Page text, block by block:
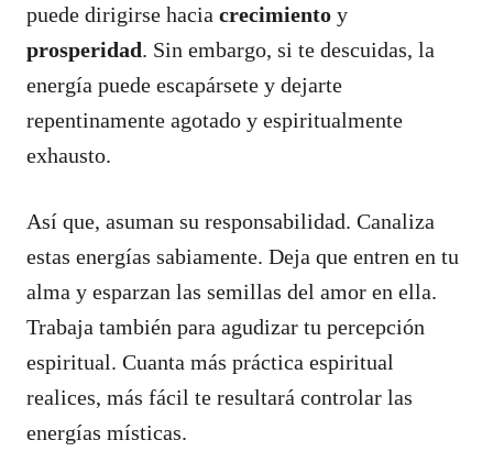
puede dirigirse hacia crecimiento y
prosperidad. Sin embargo, si te descuidas, la
energía puede escapársete y dejarte
repentinamente agotado y espiritualmente
exhausto.
Así que, asuman su responsabilidad. Canaliza
estas energías sabiamente. Deja que entren en tu
alma y esparzan las semillas del amor en ella.
Trabaja también para agudizar tu percepción
espiritual. Cuanta más práctica espiritual
realices, más fácil te resultará controlar las
energías místicas.